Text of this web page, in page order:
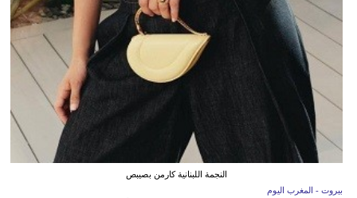
النجمة اللبنانية كارمن بصيبص
بيروت - المغرب اليوم